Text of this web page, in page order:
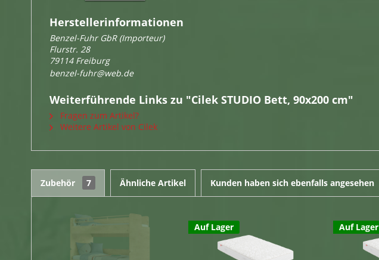
Herstellerinformationen
Benzel-Fuhr GbR (Importeur)
Flurstr. 28
79114 Freiburg
benzel-fuhr@web.de
Weiterführende Links zu "Cilek STUDIO Bett, 90x200 cm"
Fragen zum Artikel?
Weitere Artikel von Cilek
Zubehör 7 Ähnliche Artikel Kunden haben sich ebenfalls angesehen
Auf Lager Auf Lager